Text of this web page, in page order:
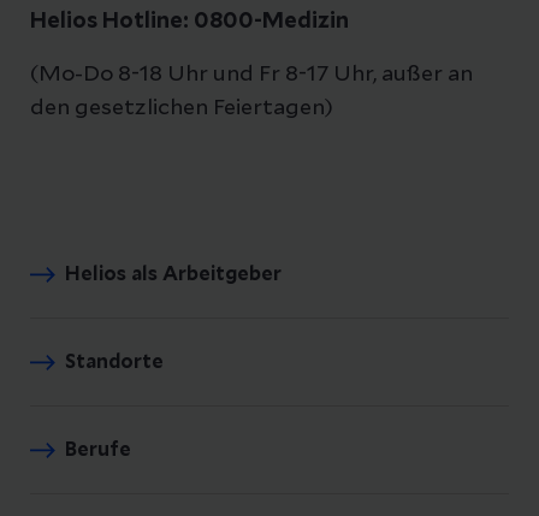
Helios Hotline: 0800-Medizin
(Mo-Do 8-18 Uhr und Fr 8-17 Uhr, außer an
den gesetzlichen Feiertagen)
Helios als Arbeitgeber
Standorte
Berufe